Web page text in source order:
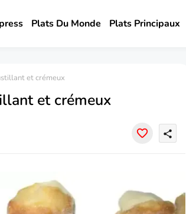
Plats Du Monde Plats Principaux
et crémeux
et crémeux
share